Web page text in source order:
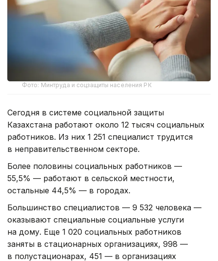
Фото: Минтруда и соцзащиты населения РК
Сегодня в системе социальной защиты
Казахстана работают около 12 тысяч социальных
работников. Из них 1 251 специалист трудится
в неправительственном секторе.
Более половины социальных работников —
55,5% — работают в сельской местности,
остальные 44,5% — в городах.
Большинство специалистов — 9 532 человека —
оказывают специальные социальные услуги
на дому. Еще 1 020 социальных работников
заняты в стационарных организациях, 998 —
в полустационарах, 451 — в организациях